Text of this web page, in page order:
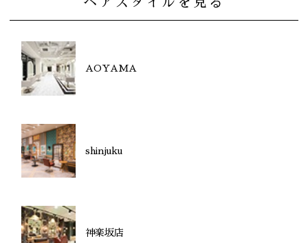
AOYAMA
shinjuku
神楽坂店